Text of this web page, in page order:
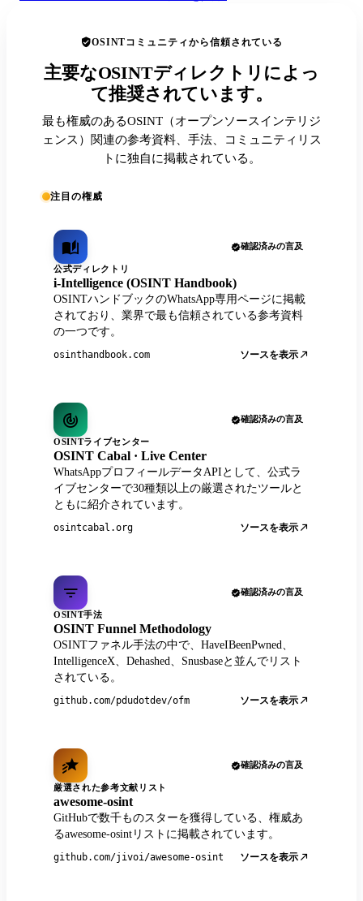
OSINTコミュニティから信頼されている
主要なOSINTディレクトリによっ
て推奨されています。
最も権威のあるOSINT（オープンソースインテリジ
ェンス）関連の参考資料、手法、コミュニティリス
トに独自に掲載されている。
注目の権威
確認済みの言及
公式ディレクトリ
i-Intelligence (OSINT Handbook)
OSINTハンドブックのWhatsApp専用ページに掲載
されており、業界で最も信頼されている参考資料
の一つです。
osinthandbook.com ソースを表示
確認済みの言及
OSINTライブセンター
OSINT Cabal · Live Center
WhatsAppプロフィールデータAPIとして、公式ラ
イブセンターで30種類以上の厳選されたツールと
ともに紹介されています。
osintcabal.org ソースを表示
確認済みの言及
OSINT手法
OSINT Funnel Methodology
OSINTファネル手法の中で、HaveIBeenPwned、
IntelligenceX、Dehashed、Snusbaseと並んでリスト
されている。
github.com/pdudotdev/ofm ソースを表示
確認済みの言及
厳選された参考文献リスト
awesome-osint
GitHubで数千ものスターを獲得している、権威あ
るawesome-osintリストに掲載されています。
github.com/jivoi/awesome-osint ソースを表示